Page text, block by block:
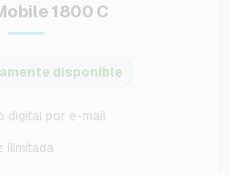
1800 C
disponible
digital por e-mail
ilimitada